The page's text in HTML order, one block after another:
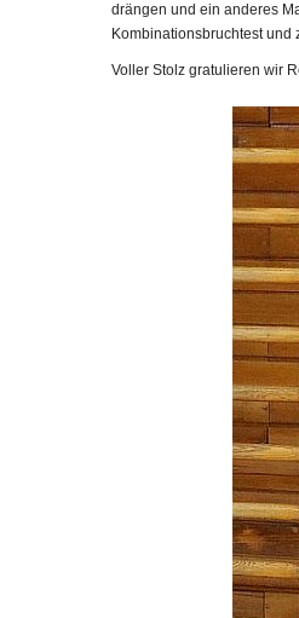
drängen und ein anderes
Kombinationsbruchtest
Voller Stolz gratulieren wir